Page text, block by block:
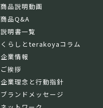
商品説明動画
商品Q&A
説明書一覧
くらしとterakoyaコラム
企業情報
ご挨拶
企業理念と行動指針
ブランドメッセージ